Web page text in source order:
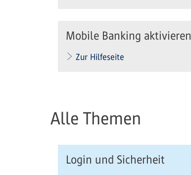
Mobile Banking aktivieren
Zur Hilfeseite
Alle Themen
Login und Sicherheit